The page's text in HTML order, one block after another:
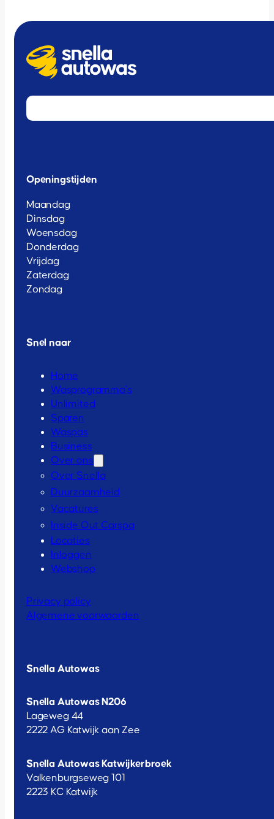
Openingstijden
Maandag
Dinsdag
Woensdag
Donderdag
Vrijdag
Zaterdag
Zondag
Snel naar
Home
Wasprogramma’s
Unlimited
Sparen
Waspas
Business
Over ons
Over Snella
Duurzaamheid
Vacatures
Inside Out Carspa
Locaties
Inloggen
Webshop
Privacy policy
Algemene voorwaarden
Snella Autowas
Snella Autowas N206
Lageweg 44
2222 AG Katwijk aan Zee
Snella Autowas Katwijkerbroek
Valkenburgseweg 101
2223 KC Katwijk